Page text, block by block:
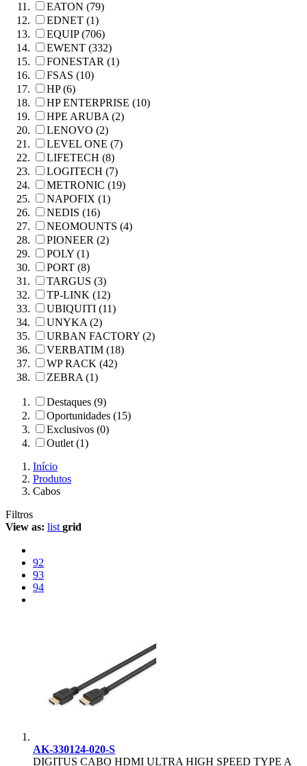
EATON (79)
EDNET (1)
EQUIP (706)
EWENT (332)
FONESTAR (1)
FSAS (10)
HP (6)
HP ENTERPRISE (10)
HPE ARUBA (2)
LENOVO (2)
LEVEL ONE (7)
LIFETECH (8)
LOGITECH (7)
METRONIC (19)
NAPOFIX (1)
NEDIS (16)
NEOMOUNTS (4)
PIONEER (2)
POLY (1)
PORT (8)
TARGUS (3)
TP-LINK (12)
UBIQUITI (11)
UNYKA (2)
URBAN FACTORY (2)
VERBATIM (18)
WP RACK (42)
ZEBRA (1)
Destaques (9)
Oportunidades (15)
Exclusivos (0)
Outlet (1)
Início
Produtos
Cabos
Filtros
View as: list grid
92
93
94
AK-330124-020-S
DIGITUS CABO HDMI ULTRA HIGH SPEED TYPE A